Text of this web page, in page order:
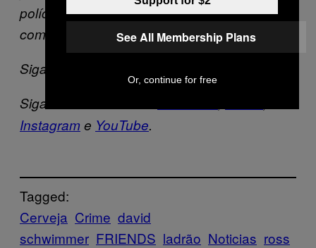
polícia trabalhadora de Blackpool, boa sorte
com a investigação. #nãofuieu”
Siga o Beckett Mufson no
Siga a
Instagram e YouTube.
Tagged:
Cerveja Crime david
schwimmer FRIENDS ladrão Noticias ross
See All Membership Plans
Or, continue for free